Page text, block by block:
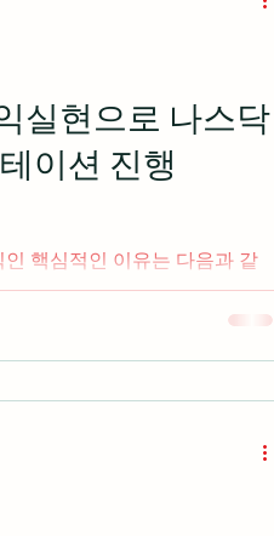
이동하는 뚜렷한 섹터 로테이
최고치인 4.3%까지 오르며 7
등 대형 은행주 동반 하락 및
식 시황 ▶ 트럼프 호르뮤즈 봉
럼프 대통령이 소셜 미디어를
실현으로 나스닥
이션 진행
핵심적인 이유는 다음과 같
등 급등
현 매물이 집중되며 나스닥과
웃퍼폼하는 로테이션 전개 케
정책에 대한 사전 힌트(포워
인플레이션 2% 목표 고수 입
가폭이 9만 8000명에 그치
시그널 방증 메타가 남